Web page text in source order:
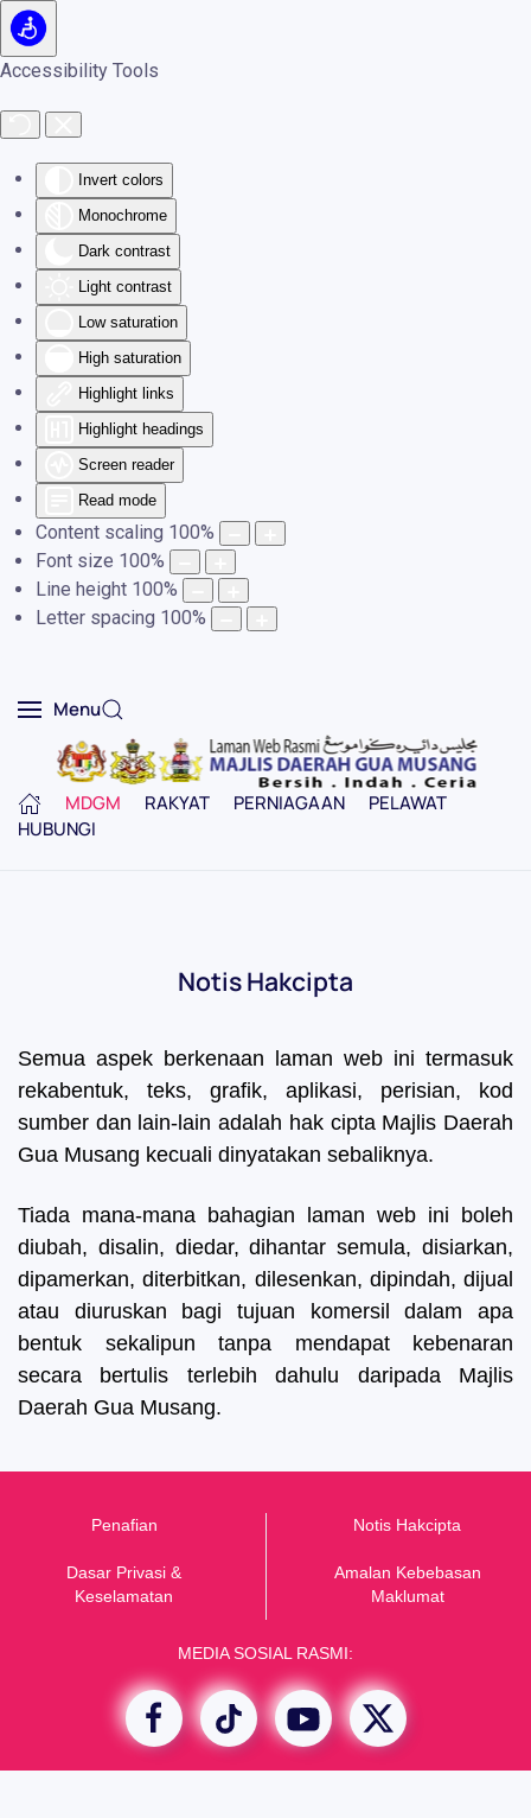
Accessibility Tools
Invert colors
Monochrome
Dark contrast
Light contrast
Low saturation
High saturation
Highlight links
Highlight headings
Screen reader
Read mode
Content scaling 100%
Font size 100%
Line height 100%
Letter spacing 100%
Skip to main content
Menu
MDGM RAKYAT PERNIAGAAN
PELAWAT
HUBUNGI
Notis Hakcipta
Semua aspek berkenaan laman web ini termasuk
rekabentuk, teks, grafik, aplikasi, perisian, kod
sumber dan lain-lain adalah hak cipta Majlis Daerah
Gua Musang kecuali dinyatakan sebaliknya.
Tiada mana-mana bahagian laman web ini boleh
diubah, disalin, diedar, dihantar semula, disiarkan,
dipamerkan, diterbitkan, dilesenkan, dipindah, dijual
atau diuruskan bagi tujuan komersil dalam apa
bentuk sekalipun tanpa mendapat kebenaran
secara bertulis terlebih dahulu daripada Majlis
Daerah Gua Musang.
Penafian
Dasar Privasi &
Keselamatan
Notis Hakcipta
Amalan Kebebasan
Maklumat
MEDIA SOSIAL RASMI: